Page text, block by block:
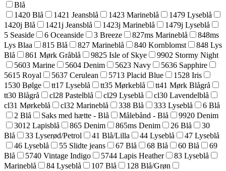
Blå
1420 Blå
1421 Jeansblå 1423 Marineblå
1479 Lyseblå
1420j Blå
1421j Jeansblå 1423j Marineblå
1479j Lyseblå
5 Seaside
6 Oceanside 3 Breeze 827ms Marineblå
848ms
Lys Blaa
815 Blå 827 Marineblå 840 Kornblomst
848 Lys
Blå
861 Mørk Gråblå 9825 Isle of Skye
9902 Stormy Night
5603 Marine
5604 Denim 5623 Navy
5636 Sapphire
5615 Royal
5637 Cerulean 5713 Placid Blue
1528 Iris
1530 Bølge
tt17 Lyseblå tt35 Mørkeblå
tt41 Mørk Blågrå
tt30 Blågrå
cl28 Pastelblå cl29 Lyseblå
cl30 Lavendelblå
cl31 Mørkeblå
cl32 Marineblå 338 Blå 333 Lyseblå
6 Blå
2 Blå
Saks med hætte - Blå Målebånd - Blå
9920 Denim
3012 Lapisblå
865 Denim 865ms Denim 26 Blå
30
Blå
33 Lyserød/Petrol 41 Blå/Lilla 44 Lyseblå
47 Lyseblå
46 Lyseblå
55 Slidte jeans 67 Blå 68 Blå 60 Blå
69
Blå
5740 Vintage Indigo 5744 Lapis Heather
83 Lyseblå
Marineblå
84 Lyseblå 107 Blå
128 Blå/Grøn